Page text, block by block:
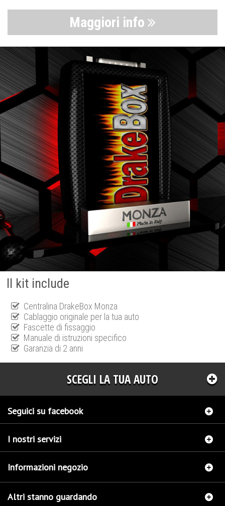
Maggiori info
Il kit include
Centralina DrakeBox Monza
Cablaggio originale per la tua auto
Fascette di fissaggio
Manuale di istruzioni specifico
Garanzia di 2 anni
SCEGLI LA TUA AUTO
Seguici su facebook
I nostri servizi
Informazioni negozio
Altri stanno guardando